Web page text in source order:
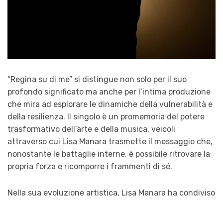
“Regina su di me” si distingue non solo per il suo
profondo significato ma anche per l’intima produzione
che mira ad esplorare le dinamiche della vulnerabilità e
della resilienza. Il singolo è un promemoria del potere
trasformativo dell’arte e della musica, veicoli
attraverso cui Lisa Manara trasmette il messaggio che,
nonostante le battaglie interne, è possibile ritrovare la
propria forza e ricomporre i frammenti di sé.
Nella sua evoluzione artistica, Lisa Manara ha condiviso